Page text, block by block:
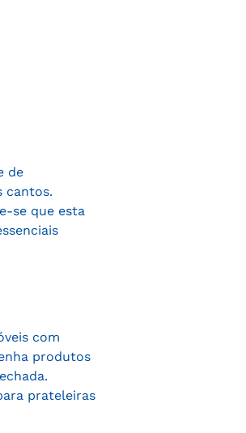
de
cantos.
se que esta
com
produtos
prateleiras